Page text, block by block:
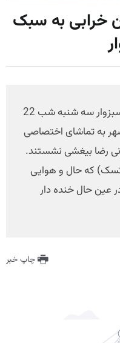
خرابی به سبک
شماری از خبرنگاران و عکاسان سبزوار سه شنبه شب 22
به تماشای اختصاصی
رضا بیغشی نشستند.
که حال و هوایی
عین حال خنده دار
چاپ خبر